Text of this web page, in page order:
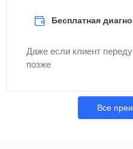
Бесплатная
Даже если клиент
позже
Все